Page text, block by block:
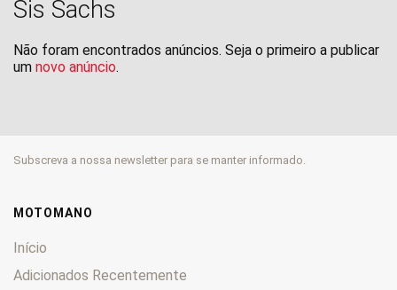
Sis Sachs
Não foram encontrados anúncios. Seja o primeiro a publicar
um novo anúncio.
Subscreva a nossa newsletter para se manter informado.
MOTOMANO
Início
Adicionados Recentemente